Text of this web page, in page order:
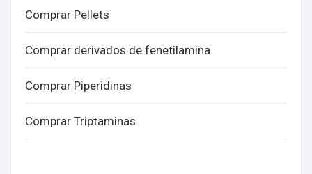
Comprar Pellets
Comprar derivados de fenetilamina
Comprar Piperidinas
Comprar Triptaminas